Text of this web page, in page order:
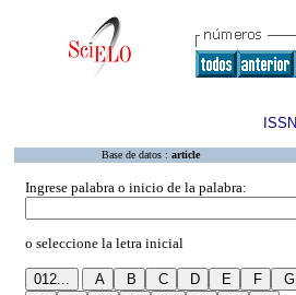
Base de datos : article
Ingrese palabra o inicio de la palabra:
o seleccione la letra inicial